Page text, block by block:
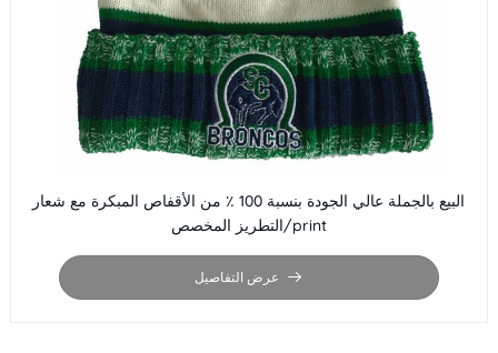
البيع بالجملة عالي الجودة بنسبة 100 ٪ من الأقفاص المبكرة مع شعار
التطريز المخصص/print
عرض التفاصيل